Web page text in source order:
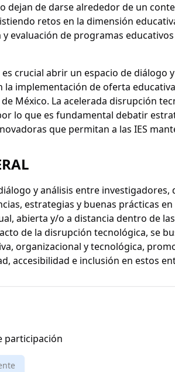
dejan de darse alrededor de un
retos en la dimensión
evaluación de programas
crucial abrir un espacio de diálogo
implementación de oferta
México. La acelerada disrupción
lo que es fundamental debatir
que permitan a las IES
y análisis entre
estrategias y buenas prácticas
abierta y/o a distancia dentro de
de la disrupción tecnológica, se
organizacional y tecnológica,
accesibilidad e inclusión en estos
participación